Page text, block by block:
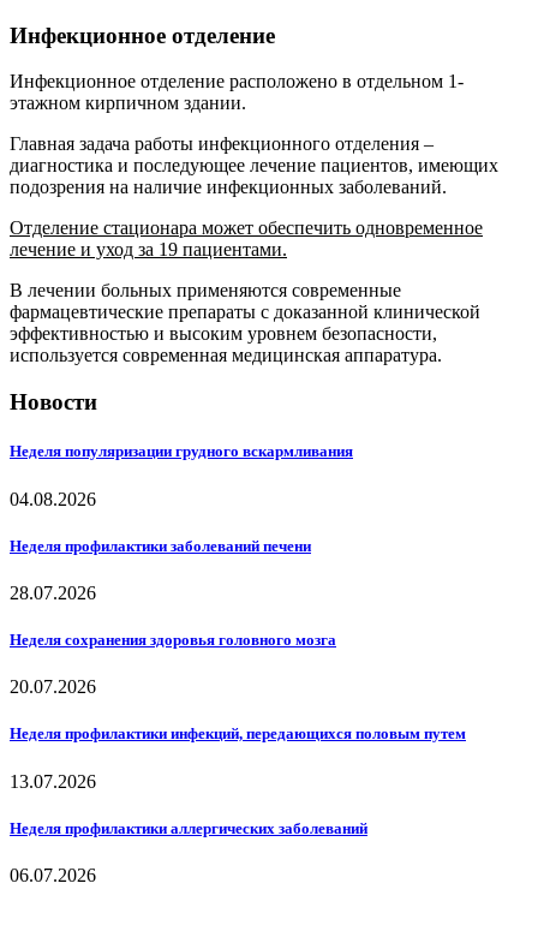
Инфекционное отделение
Инфекционное отделение расположено в отдельном 1-
этажном кирпичном здании.
Главная задача работы инфекционного отделения –
диагностика и последующее лечение пациентов, имеющих
подозрения на наличие инфекционных заболеваний.
Отделение стационара может обеспечить одновременное
лечение и уход за 19 пациентами.
В лечении больных применяются современные
фармацевтические препараты с доказанной клинической
эффективностью и высоким уровнем безопасности,
используется современная медицинская аппаратура.
Новости
Неделя популяризации грудного вскармливания
04.08.2026
Неделя профилактики заболеваний печени
28.07.2026
Неделя сохранения здоровья головного мозга
20.07.2026
Неделя профилактики инфекций, передающихся половым путем
13.07.2026
Неделя профилактики аллергических заболеваний
06.07.2026